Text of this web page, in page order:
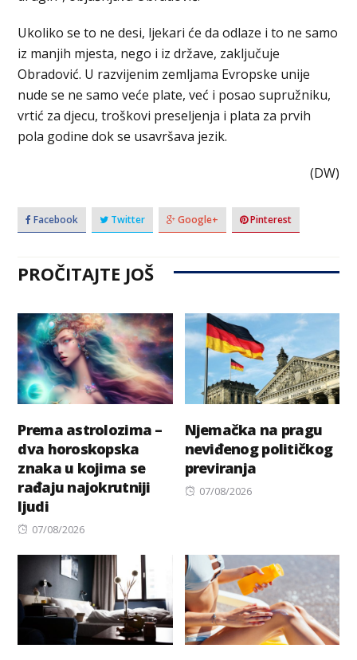
Ukoliko se to ne desi, ljekari će da odlaze i to ne samo
iz manjih mjesta, nego i iz države, zaključuje
Obradović. U razvijenim zemljama Evropske unije
nude se ne samo veće plate, već i posao supružniku,
vrtić za djecu, troškovi preseljenja i plata za prvih
pola godine dok se usavršava jezik.
(DW)
Facebook Twitter Google+ Pinterest
PROČITAJTE JOŠ
Prema astrolozima –
dva horoskopska
znaka u kojima se
rađaju najokrutniji
ljudi
Posted
07/08/2026
Njemačka na pragu
neviđenog političkog
previranja
Posted
07/08/2026